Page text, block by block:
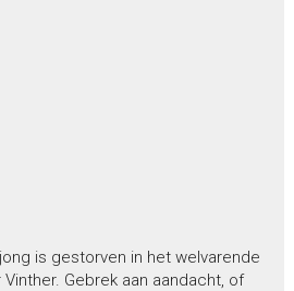
is gestorven in het welvarende
Gebrek aan aandacht, of